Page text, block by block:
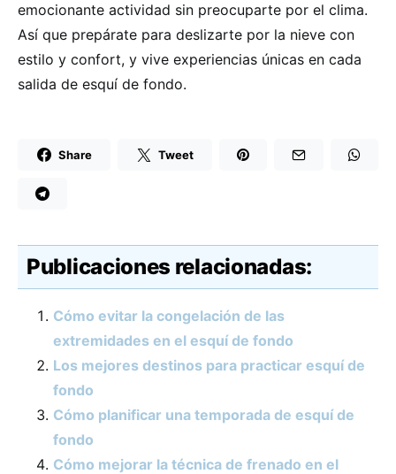
emocionante actividad sin preocuparte por el clima.
Así que prepárate para deslizarte por la nieve con
estilo y confort, y vive experiencias únicas en cada
salida de esquí de fondo.
Share Tweet
Publicaciones relacionadas:
Cómo evitar la congelación de las
extremidades en el esquí de fondo
Los mejores destinos para practicar esquí de
fondo
Cómo planificar una temporada de esquí de
fondo
Cómo mejorar la técnica de frenado en el